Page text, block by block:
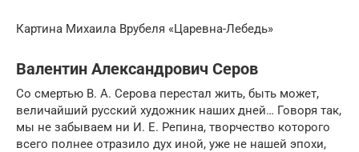
Картина Михаила Врубеля «Царевна-Лебедь»
Валентин Александрович Серов
Со смертью В. А. Серова перестал жить, быть может,
величайший русский художник наших дней… Говоря так,
мы не забываем ни И. Е. Репина, творчество которого
всего полнее отразило дух иной, уже не нашей эпохи,